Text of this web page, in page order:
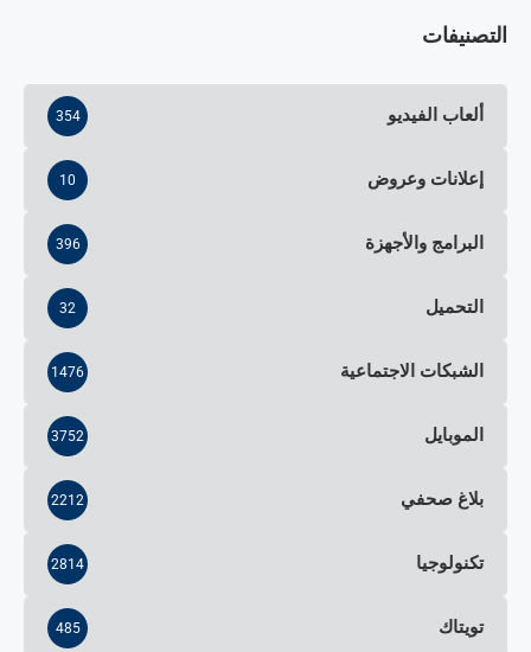
التصنيفات
ألعاب الفيديو 354
إعلانات وعروض 10
البرامج والأجهزة 396
التحميل 32
الشبكات الاجتماعية 1476
الموبايل 3752
بلاغ صحفي 2212
تكنولوجيا 2814
تويتاك 485